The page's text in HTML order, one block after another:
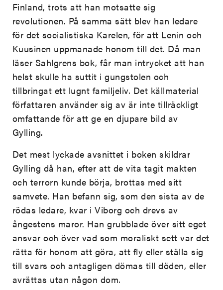
Finland, trots att han motsatte sig
revolutionen. På samma sätt blev han ledare
för det socialistiska Karelen, för att Lenin och
Kuusinen uppmanade honom till det. Då man
läser Sahlgrens bok, får man intrycket att han
helst skulle ha suttit i gungstolen och
tillbringat ett lugnt familjeliv. Det källmaterial
författaren använder sig av är inte tillräckligt
omfattande för att ge en djupare bild av
Gylling.
Det mest lyckade avsnittet i boken skildrar
Gylling då han, efter att de vita tagit makten
och terrorn kunde börja, brottas med sitt
samvete. Han befann sig, som den sista av de
rödas ledare, kvar i Viborg och drevs av
ångestens maror. Han grubblade över sitt eget
ansvar och över vad som moraliskt sett var det
rätta för honom att göra, att fly eller ställa sig
till svars och antagligen dömas till döden, eller
avrättas utan någon dom.